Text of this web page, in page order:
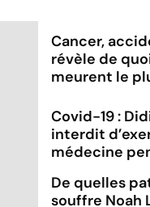
Cancer,
révèle de
meurent le
Covid-19 :
interdit
médecine
De quelles
souffre Noah